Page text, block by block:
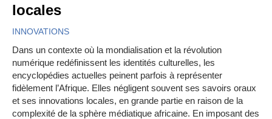
locales
INNOVATIONS
Dans un contexte où la mondialisation et la révolution
numérique redéfinissent les identités culturelles, les
encyclopédies actuelles peinent parfois à représenter
fidèlement l’Afrique. Elles négligent souvent ses savoirs oraux
et ses innovations locales, en grande partie en raison de la
complexité de la sphère médiatique africaine. En imposant des